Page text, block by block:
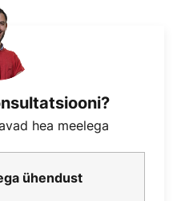
hea meelega
ühendust